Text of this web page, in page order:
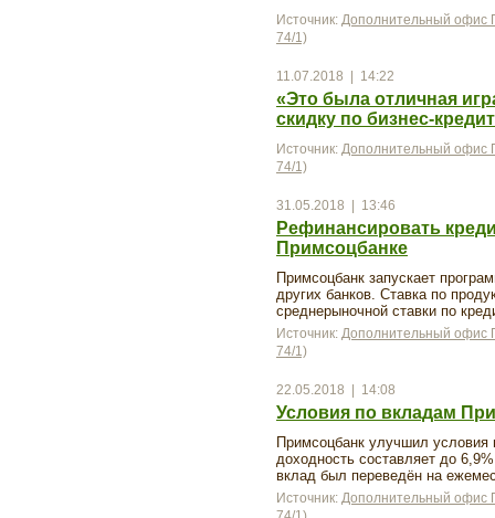
Источник: Дополнительный офис
74/1)
11.07.2018 | 14:22
«Это была отличная
скидку по бизнес-
Источник: Дополнительный офис
74/1)
31.05.2018 | 13:46
Рефинансировать
Примсоцбанке
Примсоцбанк запускает
других банков. Ставка по
среднерыночной ставки по
Источник: Дополнительный офис
74/1)
22.05.2018 | 14:08
Условия по вкладам
Примсоцбанк улучшил условия
доходность составляет до
вклад был переведён на
Источник: Дополнительный офис